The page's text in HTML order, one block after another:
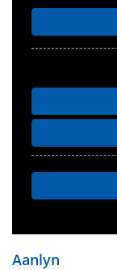
Aanlyn